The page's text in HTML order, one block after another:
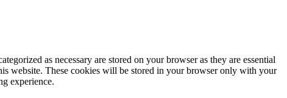
as necessary are stored on your browser as they are essential
website. These cookies will be stored in your browser only with your
experience.